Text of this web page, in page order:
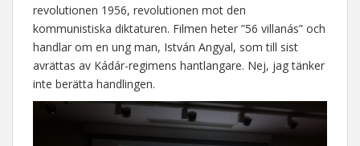
revolutionen 1956, revolutionen mot den
kommunistiska diktaturen. Filmen heter ”56 villanás” och
handlar om en ung man, István Angyal, som till sist
avrättas av Kádár-regimens hantlangare. Nej, jag tänker
inte berätta handlingen.